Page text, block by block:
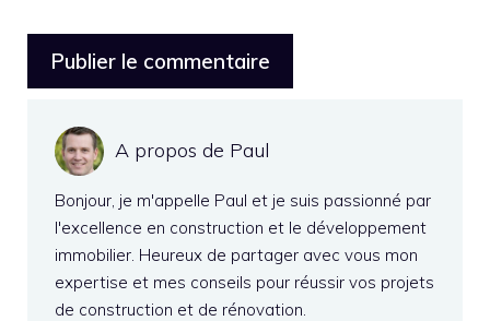
A propos de Paul
Bonjour, je m'appelle Paul et je suis passionné par
l'excellence en construction et le développement
immobilier. Heureux de partager avec vous mon
expertise et mes conseils pour réussir vos projets
de construction et de rénovation.